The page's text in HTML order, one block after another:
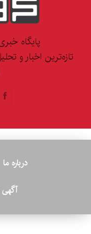
پایگاه
تازه‌ترین اخبار و
درباره ما
آگهی